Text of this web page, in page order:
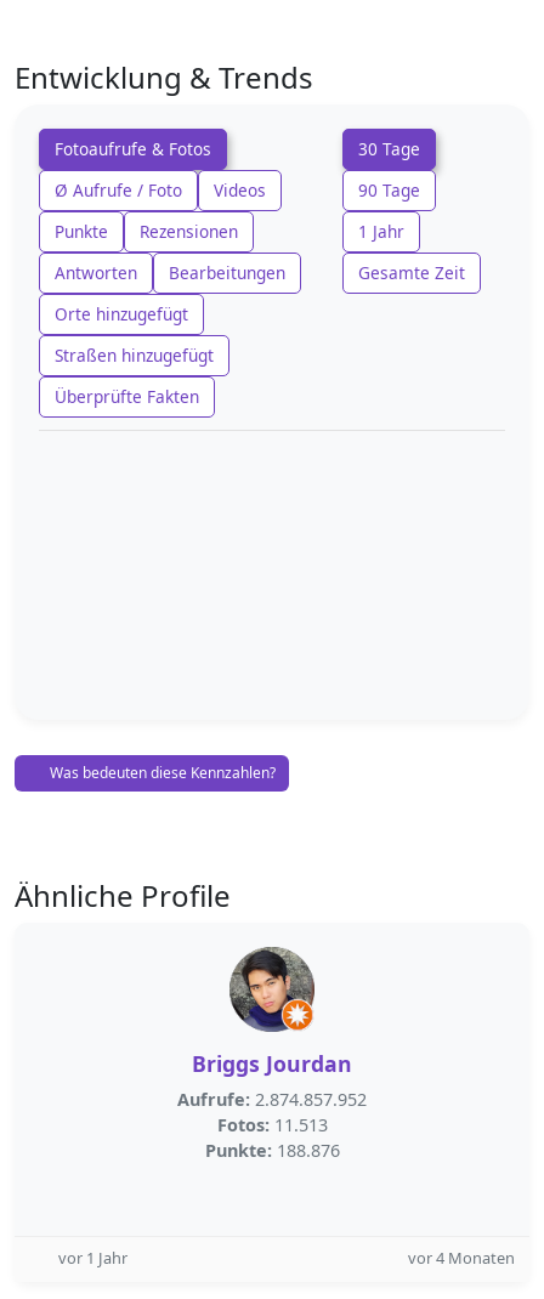
Entwicklung & Trends
Fotoaufrufe & Fotos
Ø Aufrufe / Foto
Videos
Punkte
Rezensionen
Antworten
Bearbeitungen
Orte hinzugefügt
Straßen hinzugefügt
Überprüfte Fakten
30 Tage
90 Tage
1 Jahr
Gesamte Zeit
Was bedeuten diese Kennzahlen?
Ähnliche Profile
Briggs Jourdan
Aufrufe: 2.874.857.952
Fotos: 11.513
Punkte: 188.876
vor 1 Jahr vor 4 Monaten